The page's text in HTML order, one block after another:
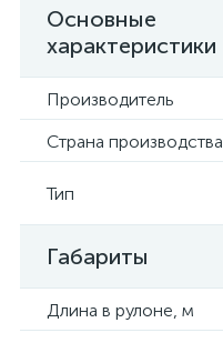
Основные
характеристики
Производитель
Страна производства
Тип
Габариты
Длина в рулоне, м